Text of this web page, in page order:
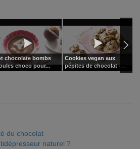
chocolate bombs
choco pour...
Cookies vegan aux
pépites de chocolat -...
du chocolat
naturel ?